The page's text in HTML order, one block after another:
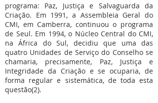
programa: Paz, Justiça e Salvaguarda da
Criação. Em 1991, a Assembleia Geral do
CMI, em Camberra, continuou o programa
de Seul. Em 1994, o Núcleo Central do CMI,
na África do Sul, decidiu que uma das
quatro Unidades de Serviço do Conselho se
chamaria, precisamente, Paz, Justiça e
Integridade da Criação e se ocuparia, de
forma regular e sistemática, de toda esta
questão(2).